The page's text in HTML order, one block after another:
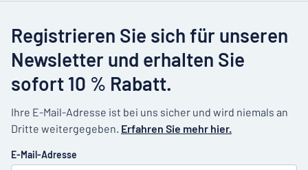
Registrieren Sie sich für unseren
Newsletter und erhalten Sie
sofort 10 % Rabatt.
Ihre E-Mail-Adresse ist bei uns sicher und wird niemals an
Dritte weitergegeben. Erfahren Sie mehr hier.
E-Mail-Adresse